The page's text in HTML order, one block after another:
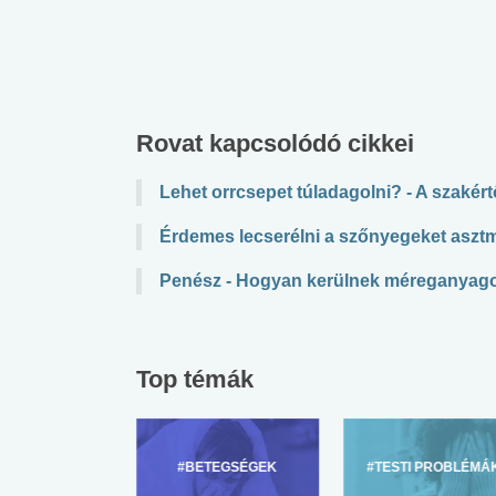
Rovat kapcsolódó cikkei
Lehet orrcsepet túladagolni? - A
Érdemes lecserélni a szőnyegeket
Penész - Hogyan kerülnek
Top témák
#BETEGSÉGEK #TESTI